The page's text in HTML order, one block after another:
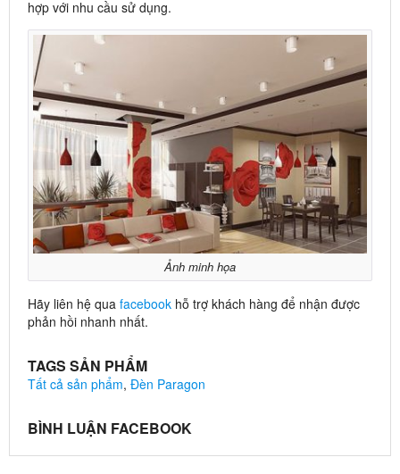
hợp với nhu cầu sử dụng.
Ảnh minh họa
Hãy liên hệ qua facebook hỗ trợ khách hàng để nhận được
phản hồi nhanh nhất.
TAGS SẢN PHẨM
Tất cả sản phẩm, Đèn Paragon
BÌNH LUẬN FACEBOOK